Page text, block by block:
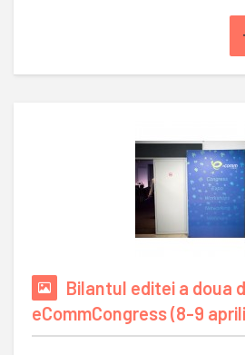
Bilantul editei a doua
eCommCongress (8-9